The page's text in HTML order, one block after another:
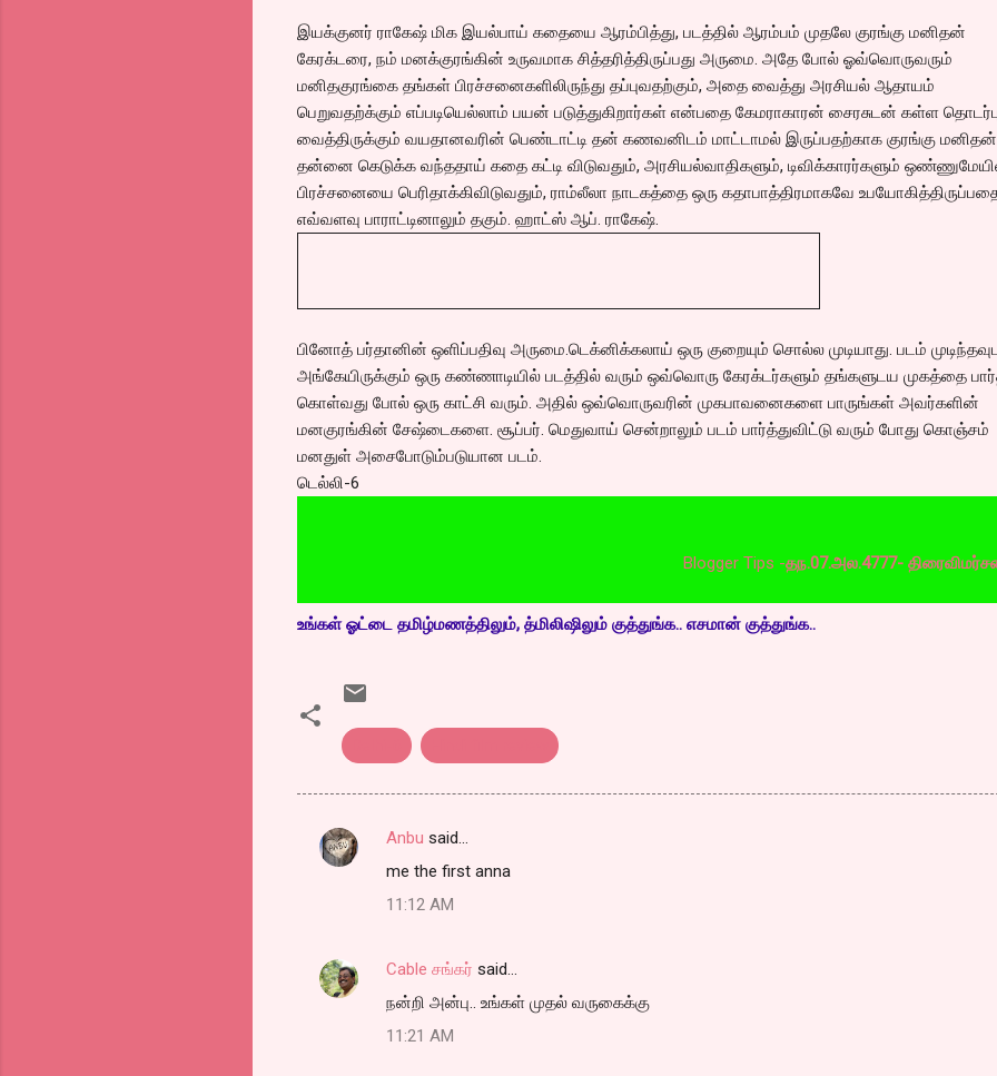
இயக்குனர் ராகேஷ் மிக இயல்பாய் கதையை ஆரம்பித்து, படத்தில் ஆரம்பம் முதலே குரங்கு மனிதன்
கேரக்டரை, நம் மனக்குரங்கின் உருவமாக சித்தரித்திருப்பது அருமை. அதே போல் ஓவ்வொருவரும்
மனிதகுரங்கை தங்கள் பிரச்சனைகளிலிருந்து தப்புவதற்கும், அதை வைத்து அரசியல் ஆதாயம்
பெறுவதற்க்கும் எப்படியெல்லாம் பயன் படுத்துகிறார்கள் என்பதை கேமராகாரன் சைரசுடன் கள்ள
வைத்திருக்கும் வயதானவரின் பெண்டாட்டி தன் கணவனிடம் மாட்டாமல் இருப்பதற்காக குரங்கு மனிதன்
தன்னை கெடுக்க வந்ததாய் கதை கட்டி விடுவதும், அரசியல்வாதிகளும், டிவிக்காரர்களும்
பிரச்சனையை பெரிதாக்கிவிடுவதும், ராம்லீலா நாடகத்தை ஒரு கதாபாத்திரமாகவே
எவ்வளவு பாராட்டினாலும் தகும். ஹாட்ஸ் ஆப். ராகேஷ்.
பினோத் பர்தானின் ஒளிப்பதிவு அருமை.டெக்னிக்கலாய் ஒரு குறையும் சொல்ல முடியாது. படம்
அங்கேயிருக்கும் ஒரு கண்ணாடியில் படத்தில் வரும் ஒவ்வொரு கேரக்டர்களும் தங்களுடய முகத்தை
கொள்வது போல் ஒரு காட்சி வரும். அதில் ஒவ்வொருவரின் முகபாவனைகளை பாருங்கள் அவர்களின்
மனகுரங்கின் சேஷ்டைகளை. சூப்பர். மெதுவாய் சென்றாலும் படம் பார்த்துவிட்டு வரும் போது கொஞ்சம்
மனதுள் அசைபோடும்படுயான படம்.
டெல்லி-6
Blogger Tips -தந.07.அல.4777- திரைவிமர்சனம்
உங்கள் ஓட்டை தமிழ்மணத்திலும், த்மிலிஷிலும் குத்துங்க.. எசமான் குத்துங்க..
C
e
Anbu said…
me the first anna
11:12 AM
Cable சங்கர் said…
நன்றி அன்பு.. உங்கள் முதல் வருகைக்கு
11:21 AM